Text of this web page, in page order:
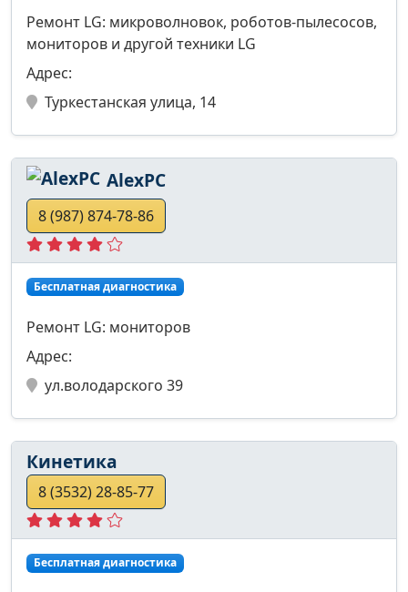
Ремонт LG: микроволновок, роботов-пылесосов,
мониторов и другой техники LG
Адрес:
Туркестанская улица, 14
AlexPC
8 (987) 874-78-86
Бесплатная диагностика
Ремонт LG: мониторов
Адрес:
ул.володарского 39
Кинетика
8 (3532) 28-85-77
Бесплатная диагностика